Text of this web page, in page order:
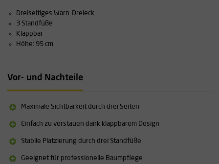
Dreiseitiges Warn-Dreieck
3 Standfüße
Klappbar
Höhe: 95 cm
Vor- und Nachteile
Maximale Sichtbarkeit durch drei Seiten
Einfach zu verstauen dank klappbarem Design
Stabile Platzierung durch drei Standfüße
Geeignet für professionelle Baumpflege